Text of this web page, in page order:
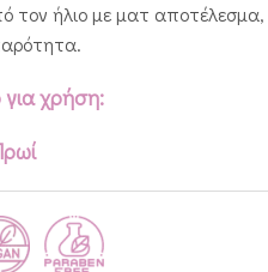
τον ήλιο με ματ αποτέλεσμα,
χρήση: